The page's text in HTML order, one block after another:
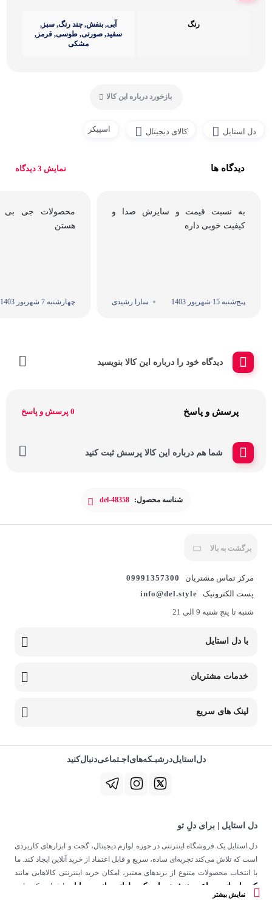
رنگ
آبی, بنفش, چند رنگ, سبز,
سفید, صورتی, طوسی, قرمز,
مشکی
بازخورد درباره این کالا
دل استایل کالای دیجیتال اسپیکر
دیدگاه ها نمایش 3 دیدگاه
به نسبت قیمت و سایزش صدا و
کیفیت خوبی داره
پنج‌شنبه 15 شهریور 1403 سارا رشیدی
محصولات جی بی
هستن
چهارشنبه 7 شهریور 1403
دیدگاه خود را درباره این کالا بنویسید
پرسش و پاسخ 0 پرسش و پاسخ
شما هم درباره این کالا پرسش ثبت کنید
شناسه محصول: del-48358
برگشت به بالا
مرکز تماس مشتریان
09991357300
پست الکترونیک
info@del.style
شنبه تا پنج شنبه 9 الی 21
با دل استایل
خدمات مشتریان
لینک های سریع
دل‌استایل‌در‌‌شبـکه‌های‌اجـتماعی‌دنبال‌کنید
دل استایل | برای دلِ تو
دل استایل یک فروشگاه اینترنتی در حوزه لوازم دیجیتال، گجت و ابزارهای کاربردی
است که تلاش می‌کند تجربه‌ای ساده، سریع و قابل اعتماد از خرید آنلاین ایجاد کند. ما
با انتخاب محصولات متنوع از برندهای معتبر، امکان خرید اینترنتی کالاهایی مانند
کنسول بازی ساعت هوشمند اسپیکر ولوازم جانبی موبایل
را فراهم کرده‌ایم.
نمایش بیشتر